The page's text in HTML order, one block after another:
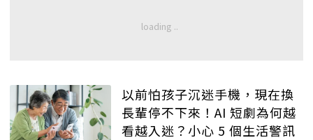
以前怕孩子沉迷手機，現在換
長輩停不下來！AI 短劇為何越
看越入迷？小心 5 個生活警訊